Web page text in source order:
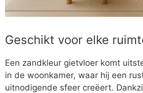
Geschikt voor elke
Een zandkleur gietvloer komt
in de woonkamer, waar hij een
uitnodigende sfeer creëert.